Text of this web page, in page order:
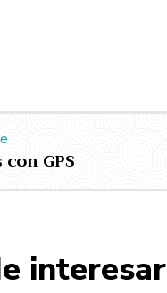
GPS
interesar